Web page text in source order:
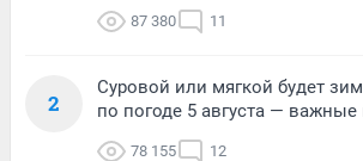
87 380 11
2
Суровой или мягкой будет
по погоде 5 августа —
78 155 12